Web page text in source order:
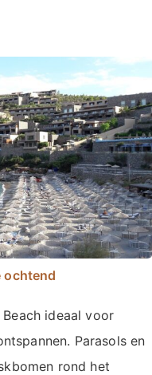
ochtend
ideaal voor
Parasols en
rond het